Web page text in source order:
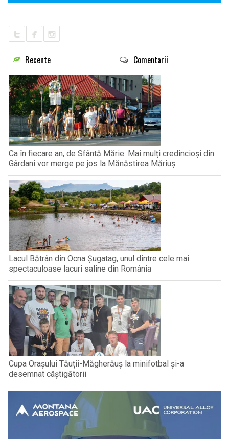
Recente Comentarii
Ca în fiecare an, de Sfântă Mărie: Mai mulți credincioși din
Gârdani vor merge pe jos la Mănăstirea Măriuș
Lacul Bătrân din Ocna Șugatag, unul dintre cele mai
spectaculoase lacuri saline din România
Cupa Orașului Tăuții-Măgherăuș la minifotbal și-a
desemnat câștigătorii